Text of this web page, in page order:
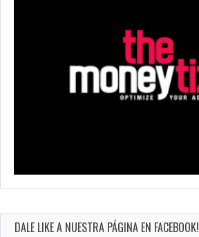
DALE LIKE A NUESTRA PÁGINA EN FACEBOOK!